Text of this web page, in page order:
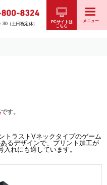
30（土日祝定休）
PCサイトは
こちら
メニュー
です。
トラストVネックタイプのゲーム
るデザインで、プリント加工が
れにも適しています。